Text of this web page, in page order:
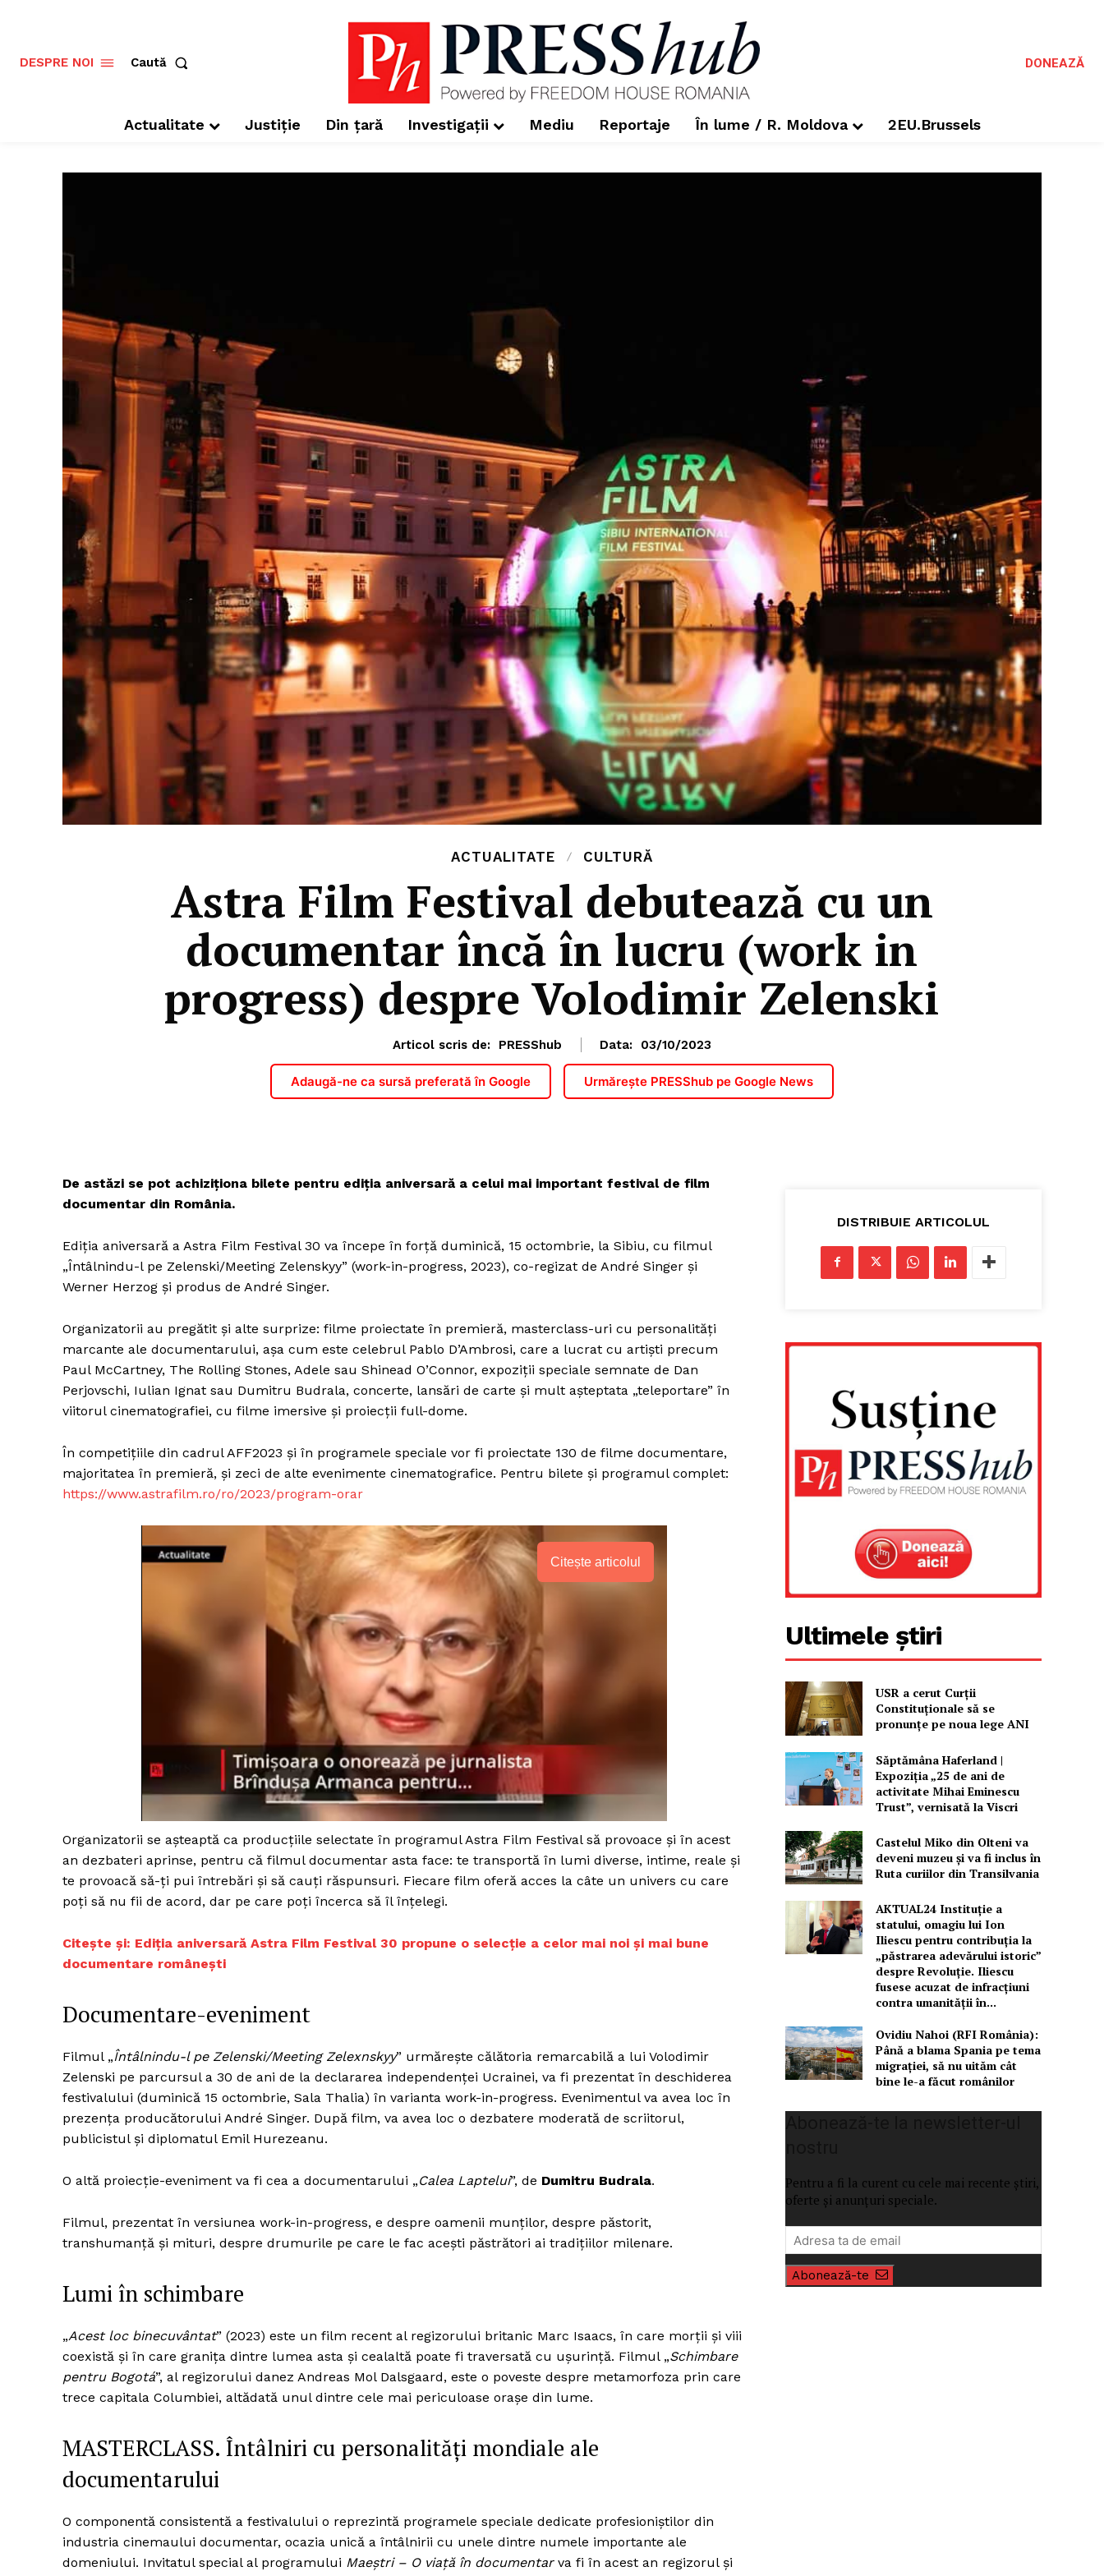
Un proiect
FREEDOM HOUSE
PRESShub
Despre noi / Echipa
Proiecte editoriale
DESPRE NOI Caută DONEAZĂ
Actualitate Justiție Din țară Investigații Mediu Reportaje În lume / R. Moldova 2EU.Brussels
ACTUALITATE CULTURĂ
Astra Film Festival debutează cu un
documentar încă în lucru (work in
progress) despre Volodimir Zelenski
Articol scris de: PRESShub Data: 03/10/2023
Adaugă-ne ca sursă preferată în Google Urmărește PRESShub pe Google News
De astăzi se pot achiziționa bilete pentru ediția aniversară a celui mai important festival de film
documentar din România.
Ediția aniversară a Astra Film Festival 30 va începe în forță duminică, 15 octombrie, la Sibiu, cu filmul
„Întâlnindu-l pe Zelenski/Meeting Zelenskyy” (work-in-progress, 2023), co-regizat de André Singer și
Werner Herzog și produs de André Singer.
Organizatorii au pregătit și alte surprize: filme proiectate în premieră, masterclass-uri cu personalități
marcante ale documentarului, așa cum este celebrul Pablo D’Ambrosi, care a lucrat cu artiști precum
Paul McCartney, The Rolling Stones, Adele sau Shinead O’Connor, expoziții speciale semnate de Dan
Perjovschi, Iulian Ignat sau Dumitru Budrala, concerte, lansări de carte și mult așteptata „teleportare” în
viitorul cinematografiei, cu filme imersive și proiecții full-dome.
În competițiile din cadrul AFF2023 și în programele speciale vor fi proiectate 130 de filme documentare,
majoritatea în premieră, și zeci de alte evenimente cinematografice. Pentru bilete și programul complet:
https://www.astrafilm.ro/ro/2023/program-orar
Citește articolul
Organizatorii se așteaptă ca producțiile selectate în programul Astra Film Festival să provoace și în acest
an dezbateri aprinse, pentru că filmul documentar asta face: te transportă în lumi diverse, intime, reale și
te provoacă să-ți pui întrebări și să cauți răspunsuri. Fiecare film oferă acces la câte un univers cu care
poți să nu fii de acord, dar pe care poți încerca să îl înțelegi.
Citește și: Ediția aniversară Astra Film Festival 30 propune o selecție a celor mai noi și mai bune
documentare românești
Documentare-eveniment
Filmul „Întâlnindu-l pe Zelenski/Meeting Zelexnskyy” urmărește călătoria remarcabilă a lui Volodimir
Zelenski pe parcursul a 30 de ani de la declararea independenței Ucrainei, va fi prezentat în deschiderea
festivalului (duminică 15 octombrie, Sala Thalia) în varianta work-in-progress. Evenimentul va avea loc în
prezența producătorului André Singer. După film, va avea loc o dezbatere moderată de scriitorul,
publicistul și diplomatul Emil Hurezeanu.
O altă proiecție-eveniment va fi cea a documentarului „Calea Laptelui”, de Dumitru Budrala.
Filmul, prezentat în versiunea work-in-progress, e despre oamenii munților, despre păstorit,
transhumanță și mituri, despre drumurile pe care le fac acești păstrători ai tradițiilor milenare.
Lumi în schimbare
„Acest loc binecuvântat” (2023) este un film recent al regizorului britanic Marc Isaacs, în care morții și viii
coexistă și în care granița dintre lumea asta și cealaltă poate fi traversată cu ușurință. Filmul „Schimbare
pentru Bogotá”, al regizorului danez Andreas Mol Dalsgaard, este o poveste despre metamorfoza prin care
trece capitala Columbiei, altădată unul dintre cele mai periculoase orașe din lume.
MASTERCLASS. Întâlniri cu personalități mondiale ale
documentarului
O componentă consistentă a festivalului o reprezintă programele speciale dedicate profesioniștilor din
industria cinemaului documentar, ocazia unică a întâlnirii cu unele dintre numele importante ale
domeniului. Invitatul special al programului Maeștri – O viață în documentar va fi în acest an regizorul și
DISTRIBUIE ARTICOLUL
Ultimele știri
USR a cerut Curții
Constituționale să se
pronunțe pe noua lege ANI
Săptămâna Haferland |
Expoziţia „25 de ani de
activitate Mihai Eminescu
Trust”, vernisată la Viscri
Castelul Miko din Olteni va
deveni muzeu şi va fi inclus în
Ruta curiilor din Transilvania
AKTUAL24 Instituție a
statului, omagiu lui Ion
Iliescu pentru contribuția la
„păstrarea adevărului istoric”
despre Revoluție. Iliescu
fusese acuzat de infracțiuni
contra umanității în...
Ovidiu Nahoi (RFI România):
Până a blama Spania pe tema
migrației, să nu uităm cât
bine le-a făcut românilor
Pentru a fi la curent cu cele mai recente știri,
oferte și anunțuri speciale.
Abonează-te